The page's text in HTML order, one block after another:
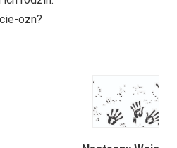
wszystkie opcje
Deklaracja dostępności
ozn?